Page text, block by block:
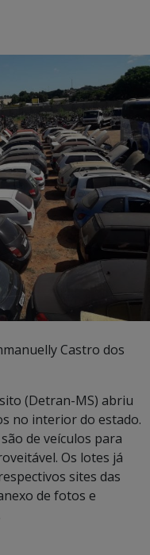
Castro dos
(Detran-MS) abriu
no interior do estado.
de veículos para
Os lotes já
sites das
de fotos e